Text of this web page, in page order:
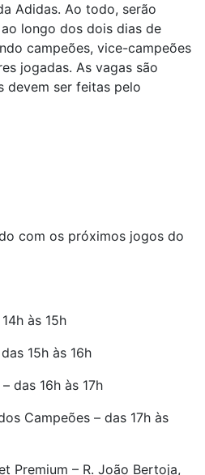
Adidas. Ao todo, serão
longo dos dois dias de
campeões, vice-campeões
jogadas. As vagas são
devem ser feitas pelo
com os próximos jogos do
às 15h
15h às 16h
das 16h às 17h
Campeões – das 17h às
Premium – R. João Bertoja,